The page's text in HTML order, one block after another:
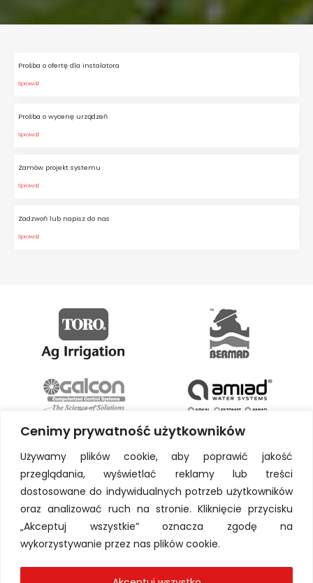
Cenimy prywatność użytkowników
Używamy plików cookie, aby poprawić jakość
przeglądania, wyświetlać reklamy lub treści
dostosowane do indywidualnych potrzeb użytkowników
oraz analizować ruch na stronie. Kliknięcie przycisku
„Akceptuj wszystkie” oznacza zgodę na
wykorzystywanie przez nas plików cookie.
Prośba o ofertę dla instalatora
Sprawdź
Prośba o wycenę urządzeń
Sprawdź
Zamów projekt systemu
Sprawdź
Zadzwoń lub napisz do nas
Sprawdź